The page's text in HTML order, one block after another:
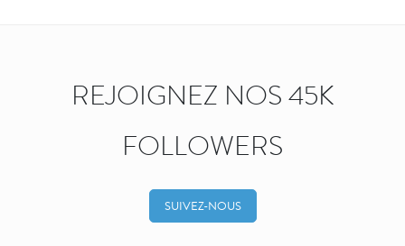
REJOIGNEZ NOS 45K
FOLLOWERS
SUIVEZ-NOUS